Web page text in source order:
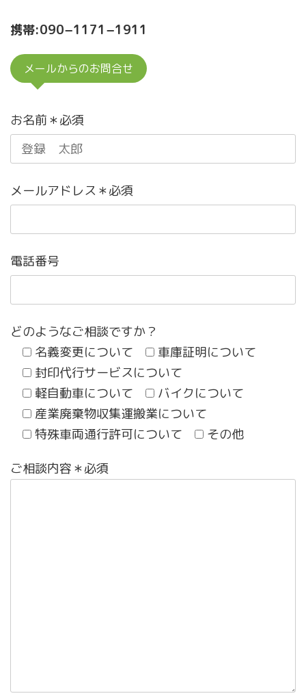
携帯:090−1171−1911
メールからのお問合せ
お名前＊必須
メールアドレス＊必須
電話番号
どのようなご相談ですか？
名義変更について
車庫証明について
封印代行サービスについて
軽自動車について
バイクについて
産業廃棄物収集運搬業について
特殊車両通行許可について
その他
ご相談内容＊必須